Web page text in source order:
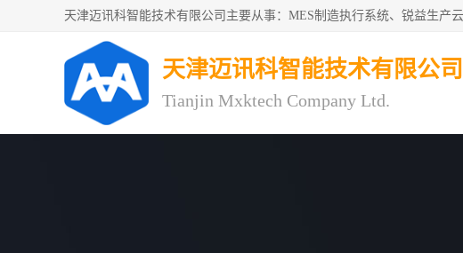
天津迈讯科智能技术有限公司
Tianjin Mxktech Company Ltd.